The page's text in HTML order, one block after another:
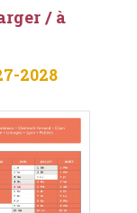
/ à
2028